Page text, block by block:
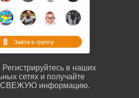
в наших
сетях и получайте
информацию.